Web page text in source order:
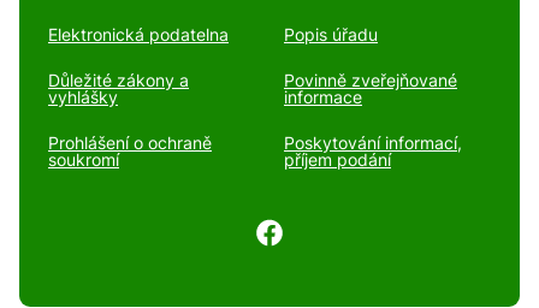
Elektronická podatelna Popis úřadu
Důležité zákony a
vyhlášky
Povinně zveřejňované
informace
Prohlášení o ochraně
soukromí
Poskytování informací,
příjem podání